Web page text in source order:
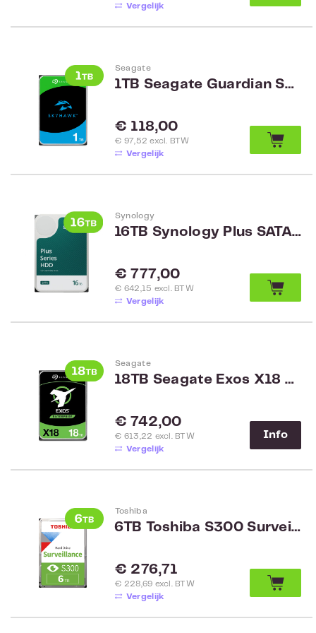
Vergelijk
Seagate
1TB Seagate Guardian SkyHawk Surveillance 3.5 inch ST1000VX013
Normale prijs:
€ 118,00
€ 97,52 excl. BTW
Vergelijk
Synology
16TB Synology Plus SATA HDD HAT3310-16T
Normale prijs:
€ 777,00
€ 642,15 excl. BTW
Vergelijk
Seagate
18TB Seagate Exos X18 SATA Enterprise ST18000NM000J
Normale prijs:
€ 742,00
€ 613,22 excl. BTW
Vergelijk
Info
Toshiba
6TB Toshiba S300 Surveillance Hard Drive HDWT860UZSVA
Normale prijs:
€ 276,71
€ 228,69 excl. BTW
Vergelijk